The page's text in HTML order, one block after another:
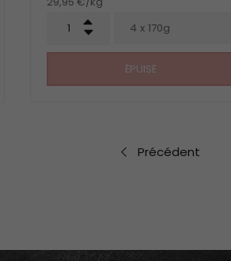
4 x 170g
-
+
ÉPUISÉ
Précédent